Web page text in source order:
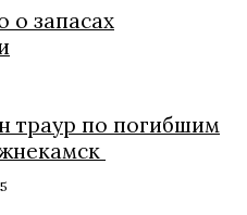
о запасах
траур по погибшим